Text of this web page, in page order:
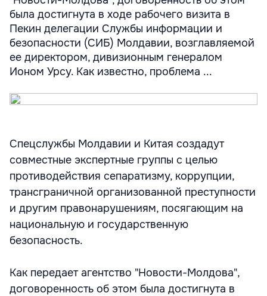
была достигнута в ходе рабочего визита в
Пекин делегации Службы информации и
безопасности (СИБ) Молдавии, возглавляемой
ее директором, дивизионным генералом
Ионом Урсу. Как известно, проблема ...
Спецслужбы Молдавии и Китая создадут
совместные экспертные группы с целью
противодействия сепаратизму, коррупции,
трансграничной организованной преступности
и другим правонарушениям, посягающим на
национальную и государственную
безопасность.
Как передает агентство "Новости-Молдова",
договоренность об этом была достигнута в